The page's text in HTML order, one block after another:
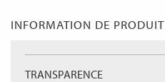
INFORMATION DE PRODUIT
TRANSPARENCE